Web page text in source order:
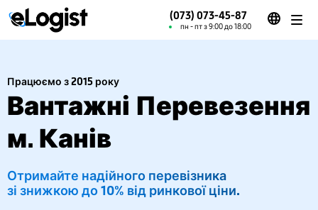
(073) 073-45-87
пн - пт з 9:00 до 18:00
Працюємо з 2015 року
Вантажні Перевезення
м. Канів
Отримайте надійного перевізника
зі знижкою до 10% від ринкової ціни.